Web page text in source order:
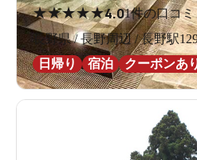
★★★★★4.01件の口コミ
長野県 / 長野周辺 / 長野駅
日帰り
宿泊 クーポンあ